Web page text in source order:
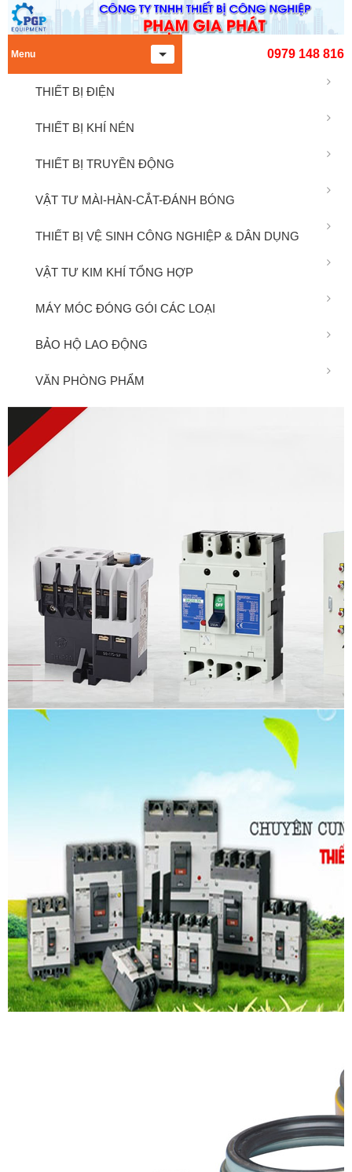
0979 148 816
Menu
THIẾT BỊ ĐIỆN
THIẾT BỊ KHÍ NÉN
THIẾT BỊ TRUYỀN ĐỘNG
VẬT TƯ MÀI-HÀN-CẮT-ĐÁNH BÓNG
THIẾT BỊ VỆ SINH CÔNG NGHIỆP & DÂN DỤNG
VẬT TƯ KIM KHÍ TỔNG HỢP
MÁY MÓC ĐÓNG GÓI CÁC LOẠI
BẢO HỘ LAO ĐỘNG
VĂN PHÒNG PHẨM